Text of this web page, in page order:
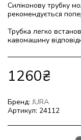
Силіконову трубку
рекомендується
Трубка легко
кавомашину
1260₴
Бренд: JURA
Артикул: 24112